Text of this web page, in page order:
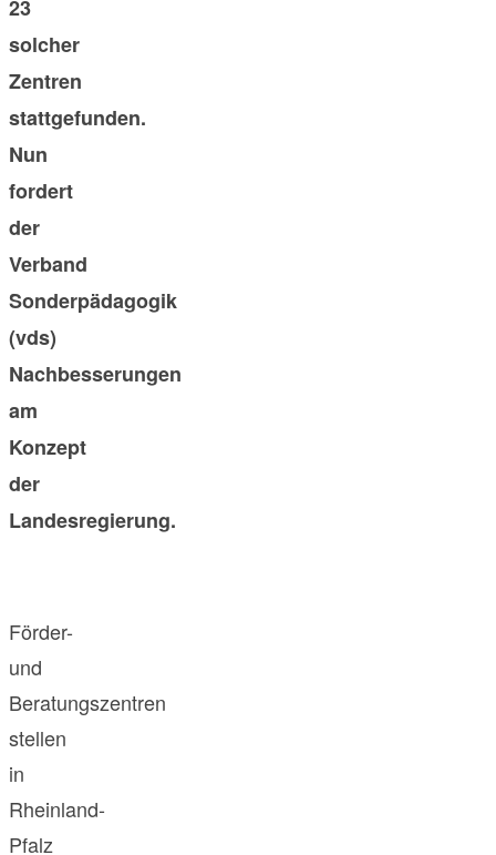
23
solcher
Zentren
stattgefunden.
Nun
fordert
der
Verband
Sonderpädagogik
(vds)
Nachbesserungen
am
Konzept
der
Landesregierung.
Förder-
und
Beratungszentren
stellen
in
Rheinland-
Pfalz